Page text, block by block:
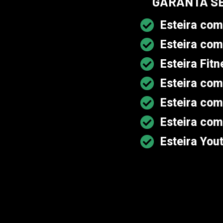
Esteira
Esteira
Esteira
Esteira
Esteira
Esteira
Esteira